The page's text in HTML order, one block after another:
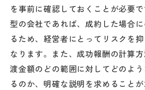
を事前に確認しておくことが必要
型の会社であれば、成約した場合
るため、経営者にとってリスクを
なります。また、成功報酬の計算
渡金額のどの範囲に対してどのよ
るのか、明確な説明を求めることが